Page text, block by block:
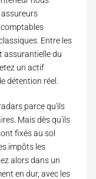
assureurs
Entre les
assurantielle du
un actif
détention réel.
parce qu'ils
Mais dès qu'ils
fixés au sol
impôts les
alors dans un
en dur, avec les